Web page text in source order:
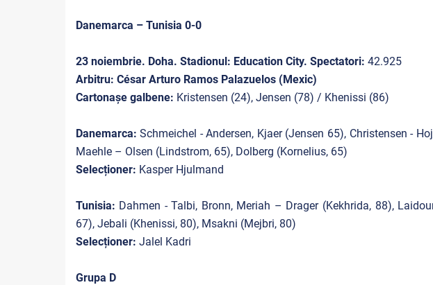
Danemarca – Tunisia 0-0
23 noiembrie. Doha. Stadionul: Education City. Spectatori: 42.925
Arbitru: César Arturo Ramos Palazuelos (Mexic)
Cartonașe galbene: Kristensen (24), Jensen (78) / Khenissi (86)
Danemarca: Schmeichel - Andersen, Kjaer (Jensen 65), Christensen -
Maehle – Olsen (Lindstrom, 65), Dolberg (Kornelius, 65)
Selecționer: Kasper Hjulmand
Tunisia: Dahmen - Talbi, Bronn, Meriah – Drager (Kekhrida, 88),
67), Jebali (Khenissi, 80), Msakni (Mejbri, 80)
Selecționer: Jalel Kadri
Grupa D